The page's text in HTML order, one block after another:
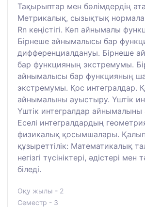
Тақырыптар мен бөлімдердің
Метрикалық, сызықтық
Rn кеңістігі. Көп айнымалы
Бірнеше айнымалысы бар
дифференциалдануы. Бірнеше
бар функцияның экстремумы.
айнымалысы бар функцияның
экстремумы. Қос интегралдар.
айнымалыны ауыстыру. Үштік
Үштік интегралдар айнымалыны
Еселі интегралдардың
физикалық қосымшалары.
құзыреттілік: Математикалық
негізгі түсініктері, әдістері мен
біледі.
Оқу жылы - 2
Семестр - 3